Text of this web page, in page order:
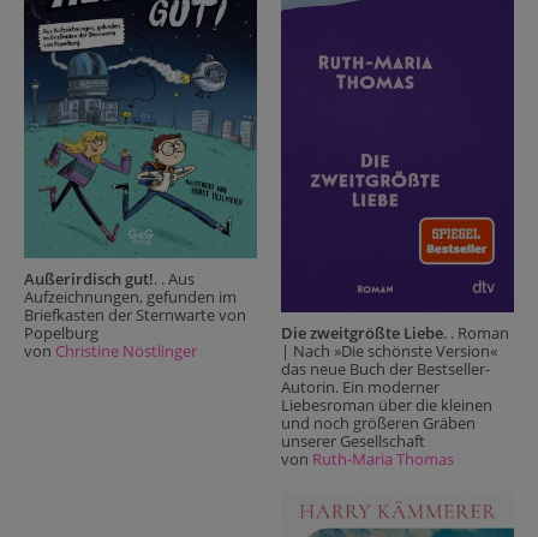
Außerirdisch gut!. . Aus
Aufzeichnungen, gefunden im
Briefkasten der Sternwarte von
Popelburg
von Christine Nöstlinger
Die zweitgrößte Liebe. . Roman
| Nach »Die schönste Version«
das neue Buch der Bestseller-
Autorin. Ein moderner
Liebesroman über die kleinen
und noch größeren Gräben
unserer Gesellschaft
von Ruth-Maria Thomas